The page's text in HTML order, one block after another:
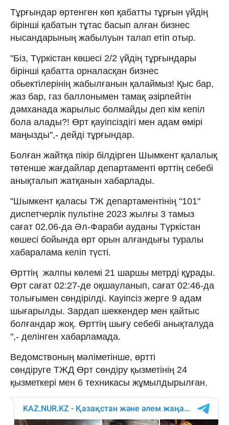
Тұрғындар өртенген көп қабатты тұрғын үйдің
бірінші қабатын тұтас басып алған бизнес
нысандарының жабылуын талап етіп отыр.
"Біз, Түркістан көшесі 2/2 үйдің тұрғындары
бірінші қабатта орналасқан бизнес
обьектілерінің жабылғанын қалаймыз! Қыс бар,
жаз бар, газ баллонымен тамақ әзірлейтін
дәмханада жарылыс болмайды деп кім кепіл
бола алады?! Өрт қауіпсіздігі мен адам өмірі
маңызды",- дейді тұрғындар.
Болған жайтқа пікір білдірген Шымкент қалалық
төтенше жағдайлар департаменті өрттің себебі
анықталып жатқанын хабарлады.
"Шымкент қаласы ТЖ департаментінің "101"
диспетчерлік пультіне 2023 жылғы 3 тамыз
сағат 02.06-да Әл-Фараби ауданы Түркістан
көшесі бойында өрт орын алғандығы туралы
хабаралама келіп түсті.
Өрттің жалпы көлемі 21 шаршы метрді құрады.
Өрт сағат 02:27-де оқшауланып, сағат 02:46-да
толығымен сөндірілді. Кауіпсіз жерге 9 адам
шығарылды. Зардап шеккендер мен қайтыс
болғандар жоқ. Өрттің шығу себебі анықталуда
",- делінген хабарламада.
Ведомствоның мәліметінше, өртті
сөндіруге ТЖД Өрт сөндіру қызметінің 24
қызметкері мен 6 техникасы жұмылдырылған.